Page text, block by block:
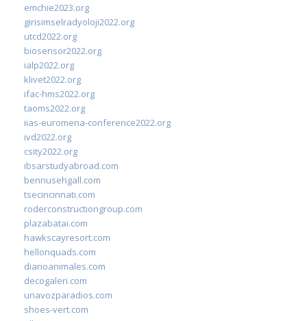
emchie2023.org
girisimselradyoloji2022.org
utcd2022.org
biosensor2022.org
ialp2022.org
klivet2022.org
ifac-hms2022.org
taoms2022.org
iias-euromena-conference2022.org
ivd2022.org
csity2022.org
ibsarstudyabroad.com
bennusehgall.com
tsecincinnati.com
roderconstructiongroup.com
plazabatai.com
hawkscayresort.com
hellonquads.com
diarioanimales.com
decogaleri.com
unavozparadios.com
shoes-vert.com